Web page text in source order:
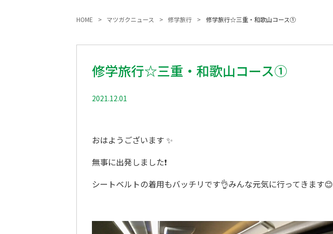
HOME マツガクニュース 修学旅行 修学旅行☆三重・和歌山コース①
修学旅行☆三重・和歌山コース①
2021.12.01
おはようございます ✨
無事に出発しました❗
シートベルトの着用もバッチリです👌みんな元気に行ってきます😊